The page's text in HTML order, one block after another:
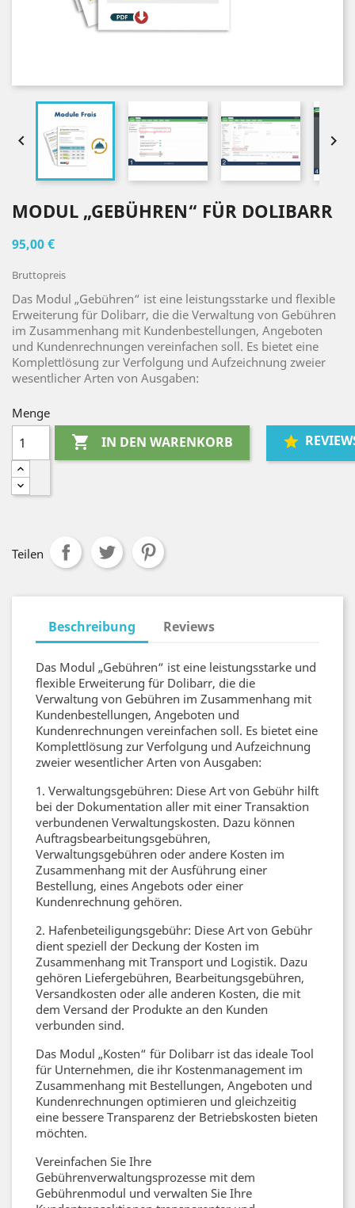
 
MODUL „GEBÜHREN“ FÜR DOLIBARR
95,00 €
Bruttopreis
Das Modul „Gebühren“ ist eine leistungsstarke und flexible
Erweiterung für Dolibarr, die die Verwaltung von Gebühren
im Zusammenhang mit Kundenbestellungen, Angeboten
und Kundenrechnungen vereinfachen soll. Es bietet eine
Komplettlösung zur Verfolgung und Aufzeichnung zweier
wesentlicher Arten von Ausgaben:
Menge
 IN DEN WARENKORB
Teilen
Beschreibung Reviews
Das Modul „Gebühren“ ist eine leistungsstarke und
flexible Erweiterung für Dolibarr, die die
Verwaltung von Gebühren im Zusammenhang mit
Kundenbestellungen, Angeboten und
Kundenrechnungen vereinfachen soll. Es bietet eine
Komplettlösung zur Verfolgung und Aufzeichnung
zweier wesentlicher Arten von Ausgaben:
1. Verwaltungsgebühren: Diese Art von Gebühr hilft
bei der Dokumentation aller mit einer Transaktion
verbundenen Verwaltungskosten. Dazu können
Auftragsbearbeitungsgebühren,
Verwaltungsgebühren oder andere Kosten im
Zusammenhang mit der Ausführung einer
Bestellung, eines Angebots oder einer
Kundenrechnung gehören.
2. Hafenbeteiligungsgebühr: Diese Art von Gebühr
dient speziell der Deckung der Kosten im
Zusammenhang mit Transport und Logistik. Dazu
gehören Liefergebühren, Bearbeitungsgebühren,
Versandkosten oder alle anderen Kosten, die mit
dem Versand der Produkte an den Kunden
verbunden sind.
Das Modul „Kosten“ für Dolibarr ist das ideale Tool
für Unternehmen, die ihr Kostenmanagement im
Zusammenhang mit Bestellungen, Angeboten und
Kundenrechnungen optimieren und gleichzeitig
eine bessere Transparenz der Betriebskosten bieten
möchten.
Vereinfachen Sie Ihre
Gebührenverwaltungsprozesse mit dem
Gebührenmodul und verwalten Sie Ihre